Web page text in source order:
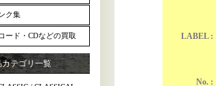
ク集
ード・CDなどの買取
カテゴリ一覧
LABEL :
No. :